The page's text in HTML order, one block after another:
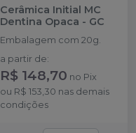
Cerâmica Initial MC
Dentina Opaca - GC
Embalagem com 20g.
a partir de:
R$ 148,70 no Pix
ou R$ 153,30 nas demais
condições